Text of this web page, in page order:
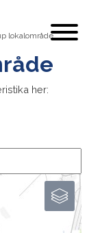
lokalområde
her: